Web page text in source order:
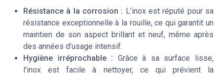
Résistance à la corrosion : L’inox est réputé pour sa
résistance exceptionnelle à la rouille, ce qui garantit un
maintien de son aspect brillant et neuf, même après
des années d’usage intensif.
Hygiène irréprochable : Grâce à sa surface lisse,
l'inox est facile à nettoyer, ce qui prévient la